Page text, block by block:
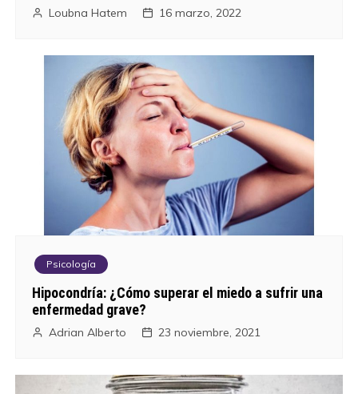
Loubna Hatem 16 marzo, 2022
Psicología
Hipocondría: ¿Cómo superar el miedo a sufrir una
enfermedad grave?
Adrian Alberto 23 noviembre, 2021